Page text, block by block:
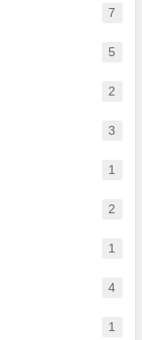
7
5
2
3
1
2
1
4
1